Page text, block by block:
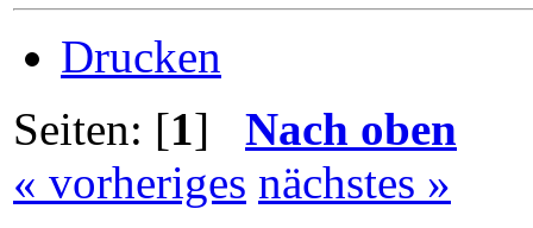
Drucken
Seiten: [1] Nach oben
« vorheriges nächstes »